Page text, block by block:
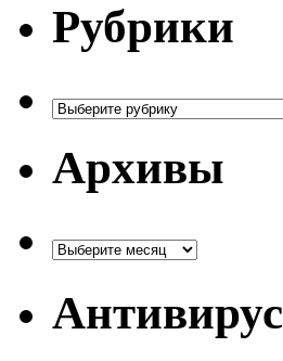
Рубрики
Рубрики
Архивы
Антивирус